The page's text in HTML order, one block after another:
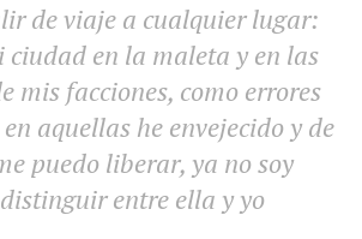
de viaje a cualquier lugar:
ciudad en la maleta y en las
mis facciones, como errores
aquellas he envejecido y de
puedo liberar, ya no soy
entre ella y yo